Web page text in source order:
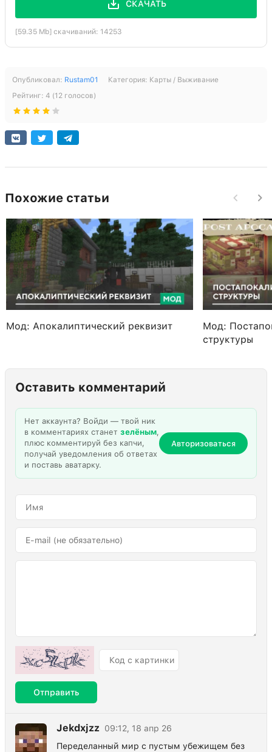
СКАЧАТЬ
[59.35 Mb] скачиваний: 14253
Опубликовал: Rustam01 Категория: Карты / Выживание
Рейтинг: 4 (12 голосов)
Похожие статьи
Мод: Апокалиптический реквизит
Мод:
структуры
Оставить комментарий
Нет аккаунта? Войди — твой ник
в комментариях станет зелёным,
плюс комментируй без капчи,
получай уведомления об ответах
и поставь аватарку.
Авторизоваться
Отправить
Jekdxjzz 09:12, 18 апр 26
Переделанный мир с пустым убежищем без